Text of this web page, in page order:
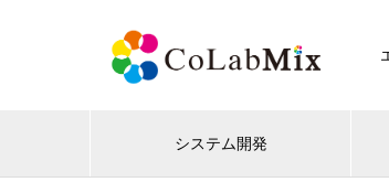
システム開発